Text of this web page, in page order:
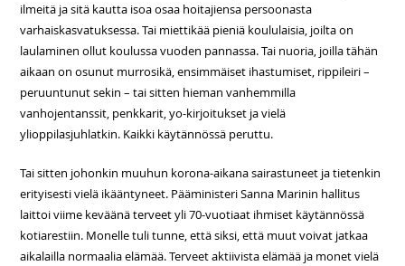
ilmeitä ja sitä kautta isoa osaa hoitajiensa persoonasta
varhaiskasvatuksessa. Tai miettikää pieniä koululaisia, joilta on
laulaminen ollut koulussa vuoden pannassa. Tai nuoria, joilla tähän
aikaan on osunut murrosikä, ensimmäiset ihastumiset, rippileiri –
peruuntunut sekin – tai sitten hieman vanhemmilla
vanhojentanssit, penkkarit, yo-kirjoitukset ja vielä
ylioppilasjuhlatkin. Kaikki käytännössä peruttu.
Tai sitten johonkin muuhun korona-aikana sairastuneet ja tietenkin
erityisesti vielä ikääntyneet. Pääministeri Sanna Marinin hallitus
laittoi viime keväänä terveet yli 70-vuotiaat ihmiset käytännössä
kotiarestiin. Monelle tuli tunne, että siksi, että muut voivat jatkaa
aikalailla normaalia elämää. Terveet aktiivista elämää ja monet vielä